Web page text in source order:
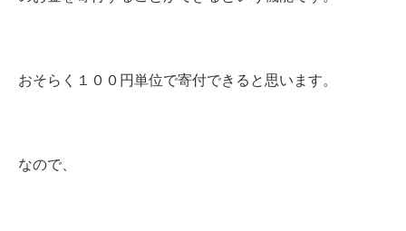
おそらく１００円単位で寄付できると思います。
なので、